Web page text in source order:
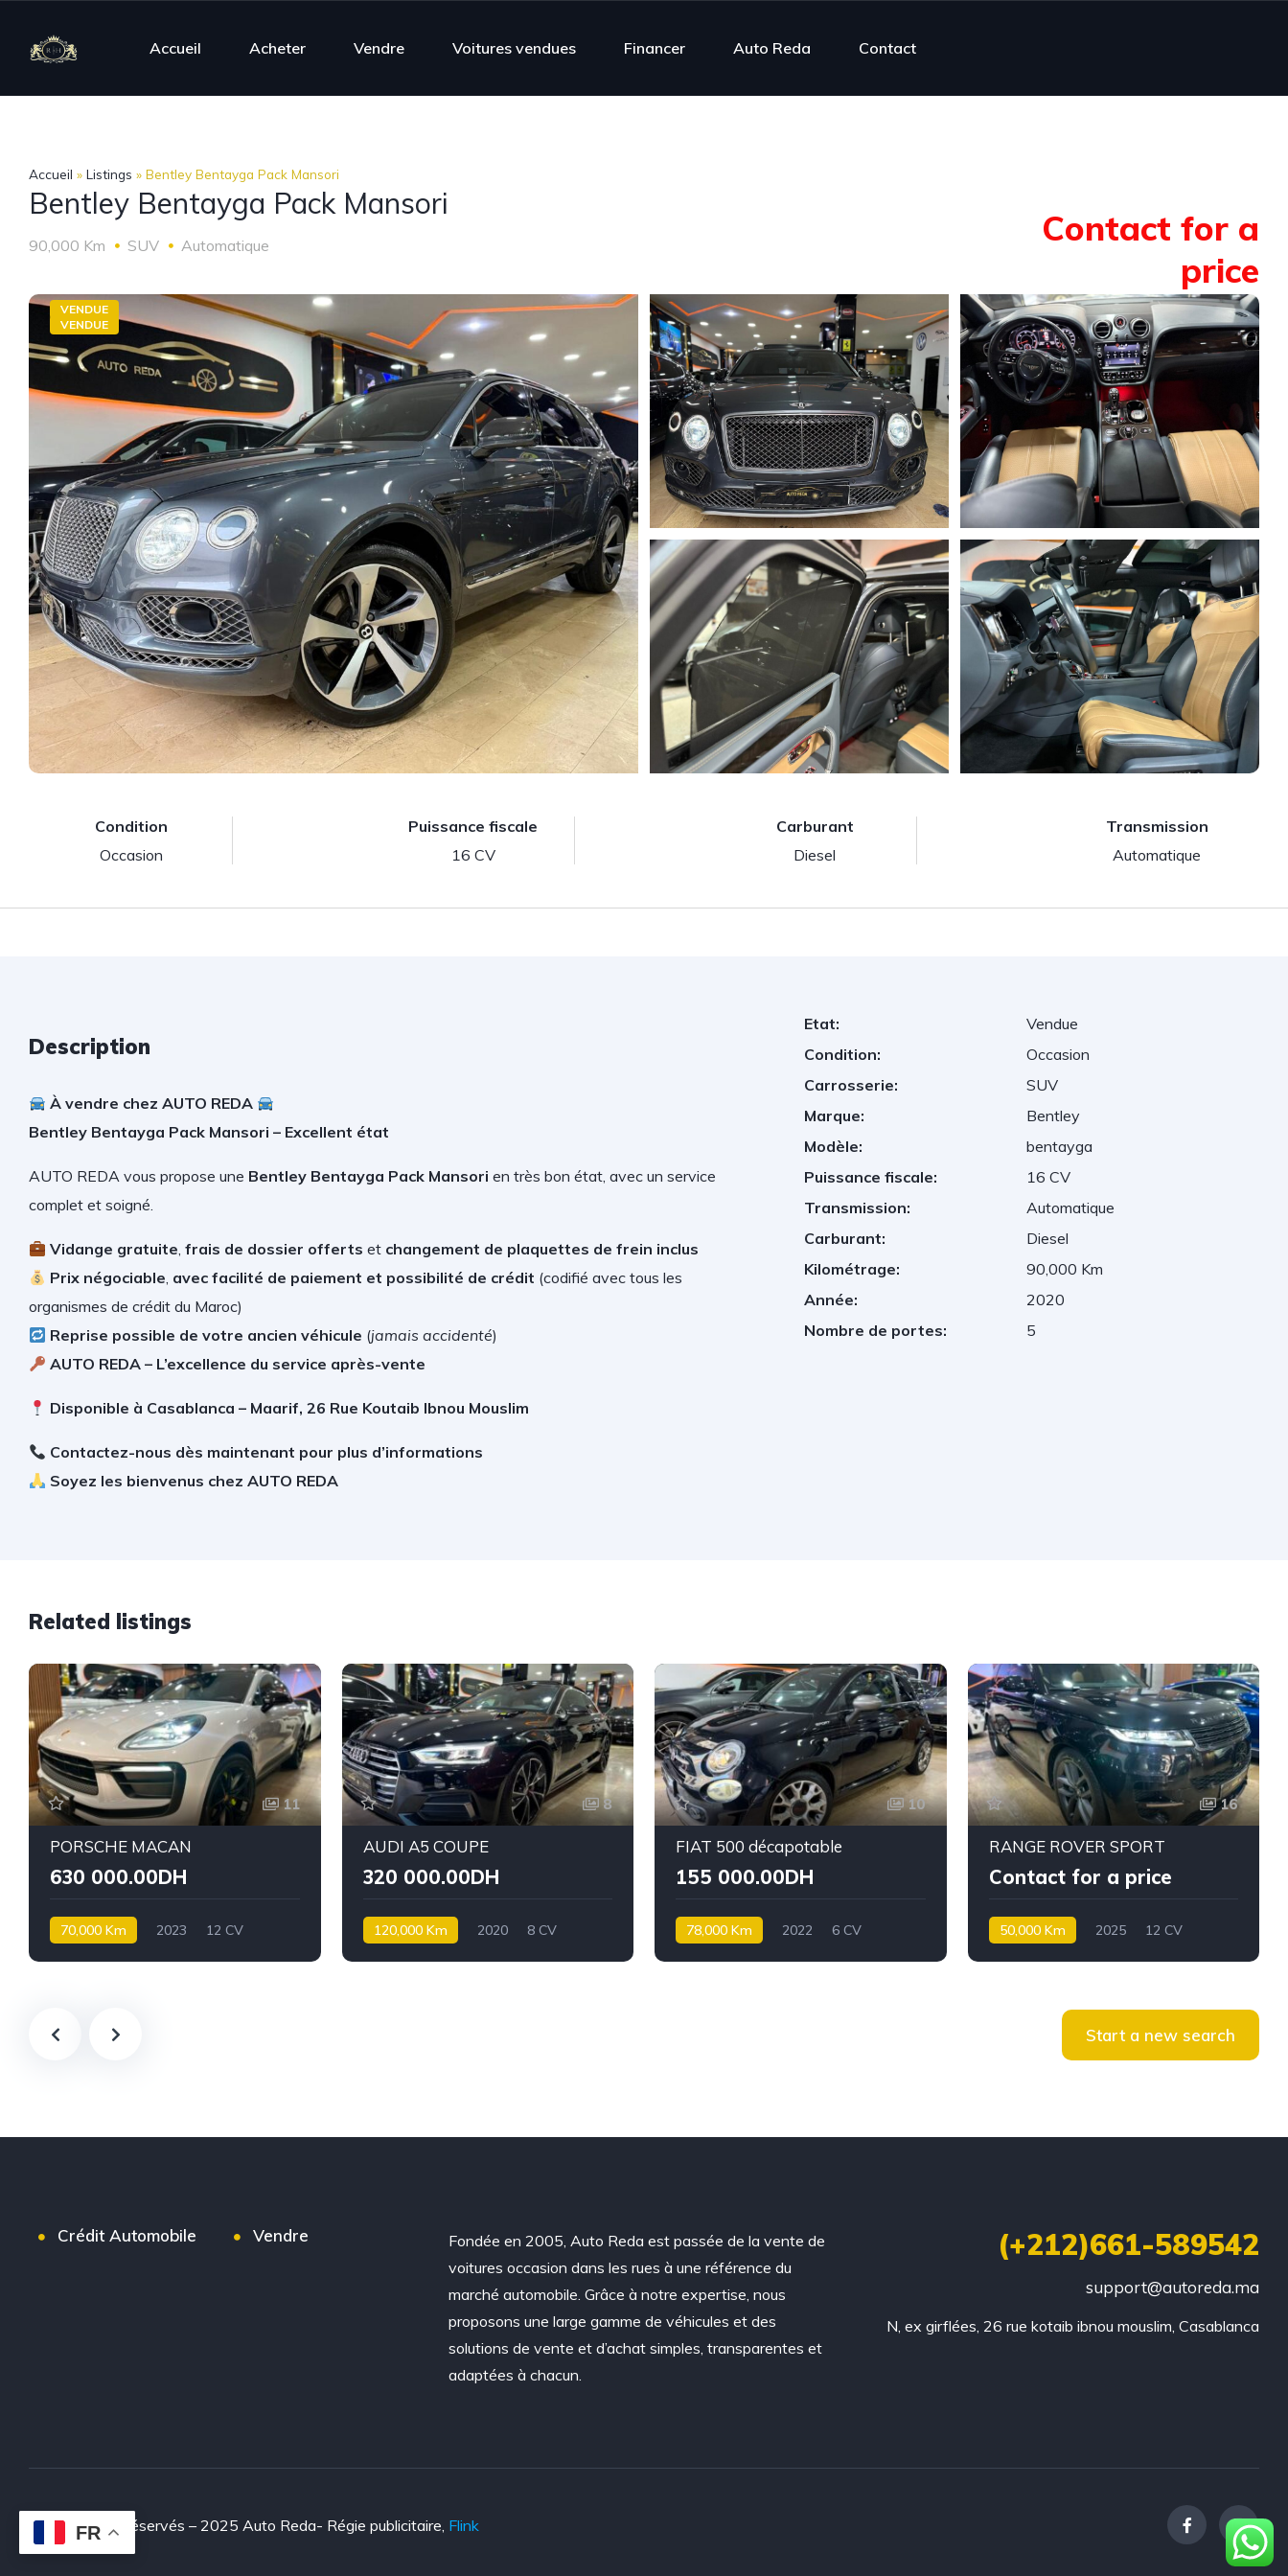
Accueil Acheter Vendre Voitures vendues Financer Auto Reda Contact
Accueil » Listings » Bentley Bentayga Pack Mansori
Bentley Bentayga Pack Mansori
90,000 Km SUV Automatique
VENDUE
Contact for a
price
VENDUE
Condition
Occasion
Puissance fiscale
16 CV
Carburant
Diesel
Transmission
Automatique
Description
À vendre chez AUTO REDA
Bentley Bentayga Pack Mansori – Excellent état
AUTO REDA vous propose une Bentley Bentayga Pack Mansori en très bon état, avec un service
complet et soigné.
Vidange gratuite,frais de dossier offerts et changement de plaquettes de frein inclus
Prix négociable, avec facilité de paiement et possibilité de crédit (codifié avec tous les
organismes de crédit du Maroc)
Reprise possible de votre ancien véhicule (jamais accidenté)
AUTO REDA – L’excellence du service après-vente
Disponible à Casablanca – Maarif, 26 Rue Koutaib Ibnou Mouslim
Contactez-nous dès maintenant pour plus d’informations
Soyez les bienvenus chez AUTO REDA
Etat:
Vendue
Condition:
Occasion
Carrosserie:
SUV
Marque:
Bentley
Modèle:
bentayga
Puissance fiscale:
16 CV
Transmission:
Automatique
Carburant:
Diesel
Kilométrage:
90,000 Km
Année:
2020
Nombre de portes:
5
Related listings
11
PORSCHE MACAN
630 000.00DH
70,000 Km 2023
12 CV
8
AUDI A5 COUPE
320 000.00DH
120,000 Km 2020
8 CV
10
FIAT 500 décapotable
155 000.00DH
78,000 Km 2022
6 CV
16
RANGE ROVER SPORT
Contact for a price
50,000 Km 2025
12 CV
Start a new search
Crédit Automobile Vendre
Fondée en 2005, Auto Reda est passée de la vente de
voitures occasion dans les rues à une référence du
marché automobile. Grâce à notre expertise, nous
proposons une large gamme de véhicules et des
solutions de vente et d’achat simples, transparentes et
adaptées à chacun.
(+212)661-589542
support@autoreda.ma
N, ex girflées, 26 rue kotaib ibnou mouslim, Casablanca
© Tous droits réservés – 2025 Auto Reda- Régie publicitaire, Flink
FR